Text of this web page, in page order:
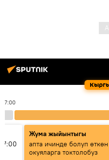
17:00
Жума жыйынтыгы
апта ичинде болуп
окуяларга токтолобуз